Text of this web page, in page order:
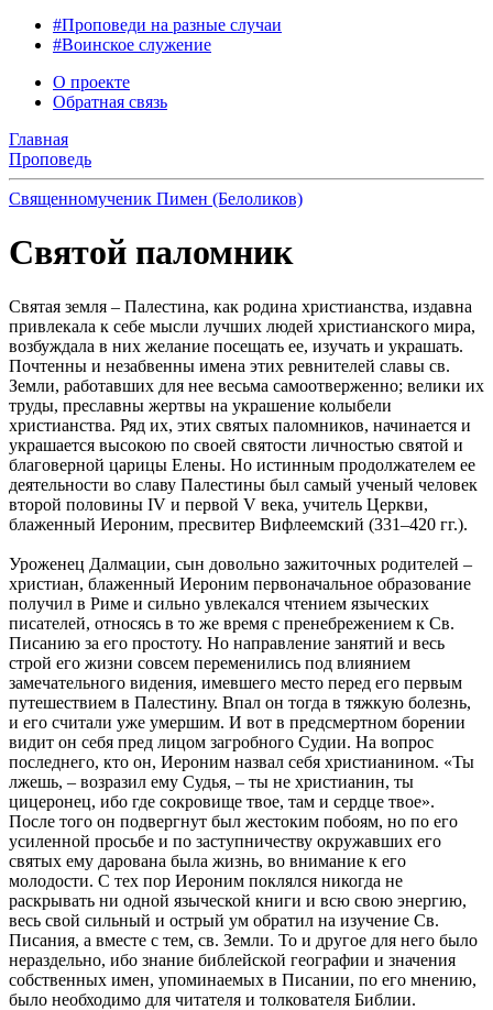
#Проповеди на разные случаи
#Воинское служение
О проекте
Обратная связь
Главная
Проповедь
Священномученик Пимен (Белоликов)
Святой паломник
Святая земля – Палестина, как родина христианства, издавна
привлекала к себе мысли лучших людей христианского мира,
возбуждала в них желание посещать ее, изучать и украшать.
Почтенны и незабвенны имена этих ревнителей славы св.
Земли, работавших для нее весьма самоотверженно; велики их
труды, преславны жертвы на украшение колыбели
христианства. Ряд их, этих святых паломников, начинается и
украшается высокою по своей святости личностью святой и
благоверной царицы Елены. Но истинным продолжателем ее
деятельности во славу Палестины был самый ученый человек
второй половины IV и первой V века, учитель Церкви,
блаженный Иероним, пресвитер Вифлеемский (331–420 гг.).
Уроженец Далмации, сын довольно зажиточных родителей –
христиан, блаженный Иероним первоначальное образование
получил в Риме и сильно увлекался чтением языческих
писателей, относясь в то же время с пренебрежением к Св.
Писанию за его простоту. Но направление занятий и весь
строй его жизни совсем переменились под влиянием
замечательного видения, имевшего место перед его первым
путешествием в Палестину. Впал он тогда в тяжкую болезнь,
и его считали уже умершим. И вот в предсмертном борении
видит он себя пред лицом загробного Судии. На вопрос
последнего, кто он, Иероним назвал себя христианином. «Ты
лжешь, – возразил ему Судья, – ты не христианин, ты
цицеронец, ибо где сокровище твое, там и сердце твое».
После того он подвергнут был жестоким побоям, но по его
усиленной просьбе и по заступничеству окружавших его
святых ему дарована была жизнь, во внимание к его
молодости. С тех пор Иероним поклялся никогда не
раскрывать ни одной языческой книги и всю свою энергию,
весь свой сильный и острый ум обратил на изучение Св.
Писания, а вместе с тем, св. Земли. То и другое для него было
нераздельно, ибо знание библейской географии и значения
собственных имен, упоминаемых в Писании, по его мнению,
было необходимо для читателя и толкователя Библии.